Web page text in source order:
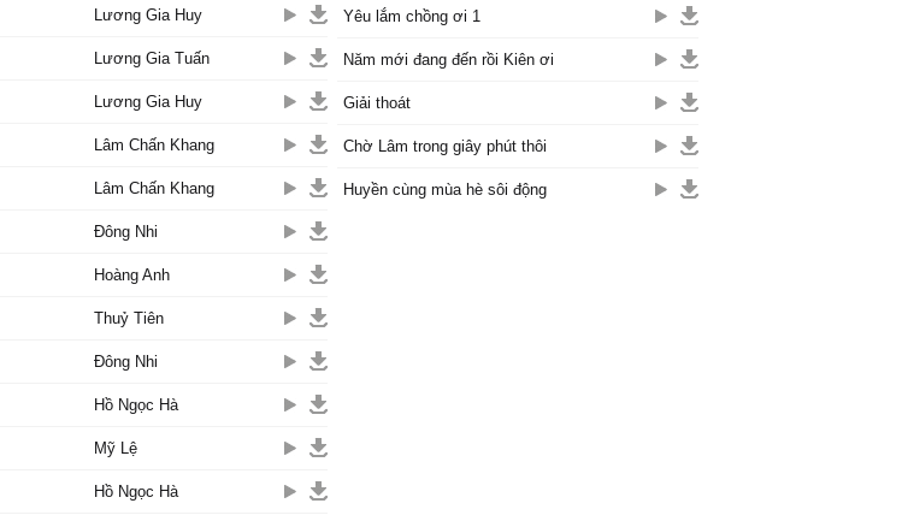
Lương Gia Huy
Lương Gia Tuấn
Lương Gia Huy
Lâm Chấn Khang
Lâm Chấn Khang
Đông Nhi
Hoàng Anh
Thuỷ Tiên
Đông Nhi
Hồ Ngọc Hà
Mỹ Lệ
Hồ Ngọc Hà
Yêu lắm chồng ơi 1
Năm mới đang đến rồi Kiên ơi
Giải thoát
Chờ Lâm trong giây phút thôi
Huyền cùng mùa hè sôi động